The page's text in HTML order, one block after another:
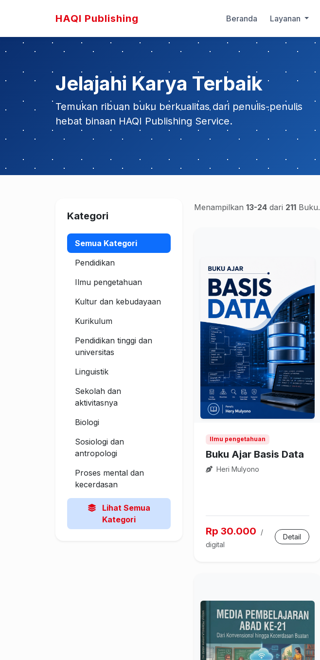
HAQI Publishing Beranda Layanan
Jelajahi Karya Terbaik
Temukan ribuan buku berkualitas dari penulis-penulis
hebat binaan HAQI Publishing Service.
Kategori
Semua Kategori
Pendidikan
Ilmu pengetahuan
Kultur dan kebudayaan
Kurikulum
Pendidikan tinggi dan
universitas
Linguistik
Sekolah dan
aktivitasnya
Biologi
Sosiologi dan
antropologi
Proses mental dan
kecerdasan
Lihat Semua
Kategori
Menampilkan 13-24 dari 211 Buku.
Ilmu pengetahuan
Buku Ajar Basis Data
Heri Mulyono
Rp 30.000
/
digital
Detail